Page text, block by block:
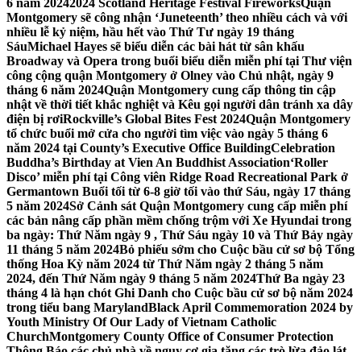
6 năm 20242024 Scotland Heritage Festival FireworksQuận
Montgomery sẽ công nhận ‘Juneteenth’ theo nhiều cách và với
nhiều lễ kỷ niệm, hầu hết vào Thứ Tư ngày 19 tháng
SáuMichael Hayes sẽ biểu diễn các bài hát từ sân khấu
Broadway và Opera trong buổi biểu diễn miễn phí tại Thư viện
công cộng quận Montgomery ở Olney vào Chủ nhật, ngày 9
tháng 6 năm 2024Quận Montgomery cung cấp thông tin cập
nhật về thời tiết khắc nghiệt và Kêu gọi người dân tránh xa dây
điện bị rơiRockville’s Global Bites Fest 2024Quận Montgomery
tổ chức buổi mở cửa cho người tìm việc vào ngày 5 tháng 6
năm 2024 tại County’s Executive Office BuildingCelebration
Buddha’s Birthday at Vien An Buddhist Association‘Roller
Disco’ miễn phí tại Công viên Ridge Road Recreational Park ở
Germantown Buổi tối từ 6-8 giờ tối vào thứ Sáu, ngày 17 tháng
5 năm 2024Sở Cảnh sát Quận Montgomery cung cấp miễn phí
các bản nâng cấp phần mềm chống trộm với Xe Hyundai trong
ba ngày: Thứ Năm ngày 9 , Thứ Sáu ngày 10 và Thứ Bảy ngày
11 tháng 5 năm 2024Bỏ phiếu sớm cho Cuộc bầu cử sơ bộ Tổng
thống Hoa Kỳ năm 2024 từ Thứ Năm ngày 2 tháng 5 năm
2024, đến Thứ Năm ngày 9 tháng 5 năm 2024Thứ Ba ngày 23
tháng 4 là hạn chót Ghi Danh cho Cuộc bầu cử sơ bộ năm 2024
trong tiểu bang MarylandBlack April Commemoration 2024 by
Youth Ministry Of Our Lady of Vietnam Catholic
ChurchMontgomery County Office of Consumer Protection